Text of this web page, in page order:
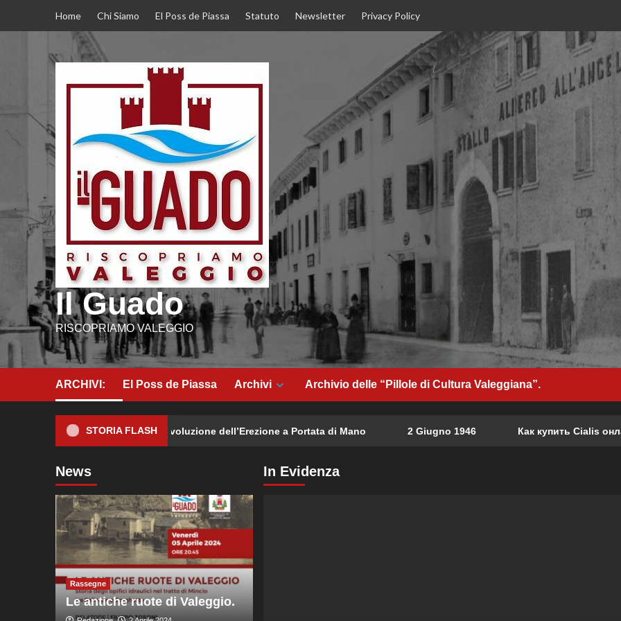
Home Chi Siamo El Poss de Piassa Statuto Newsletter Privacy Policy
Il Guado
RISCOPRIAMO VALEGGIO
ARCHIVI: El Poss de Piassa Archivi Archivio delle “Pillole di Cultura Valeggiana”.
STORIA FLASH
Cialis Generico: La Rivoluzione dell’Erezione a Portata di Mano 2 Giugno 1946 Как купить Cialis
In Evidenza
News
Rassegne
Le antiche ruote di Valeggio.